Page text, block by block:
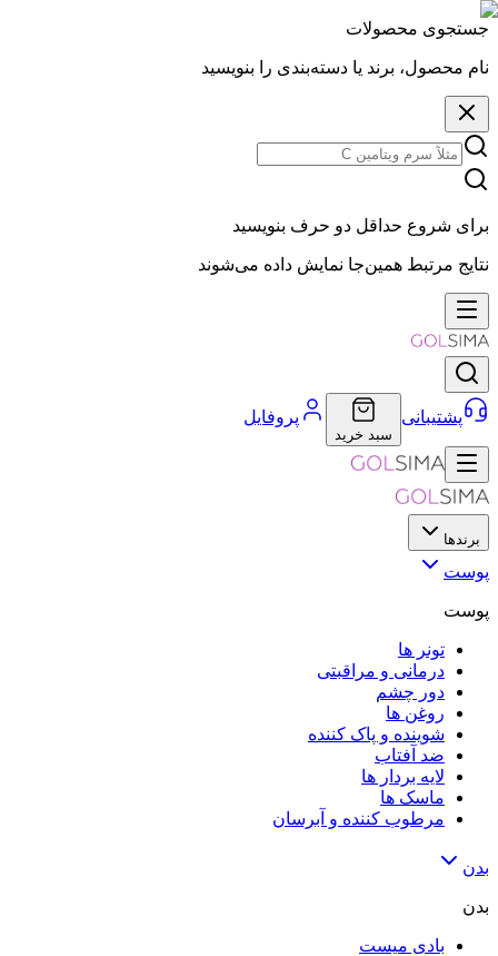
جستجوی محصولات
نام محصول، برند یا دسته‌بندی را بنویسید
برای شروع حداقل دو حرف بنویسید
نتایج مرتبط همین‌جا نمایش داده می‌شوند
پشتیبانی
سبد خرید
پروفایل
برندها
پوست
پوست
تونر ها
درمانی و مراقبتی
دور چشم
روغن ها
شوینده و پاک کننده
ضد آفتاب
لایه‌ بردار ها
ماسک ها
مرطوب کننده و آبرسان
بدن
بدن
بادی میست